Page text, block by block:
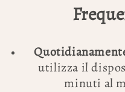
utilizza il
minuti al